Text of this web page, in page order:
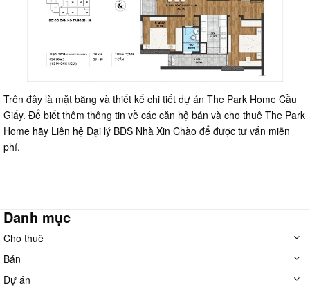
Trên đây là mặt bằng và thiết kế chi tiết dự án The Park Home Cầu
Giấy. Để biết thêm thông tin về các căn hộ bán và cho thuê The Park
Home hãy Liên hệ Đại lý BĐS Nhà Xin Chào để được tư vấn miễn
phí.
Danh mục
Cho thuê
Bán
Dự án